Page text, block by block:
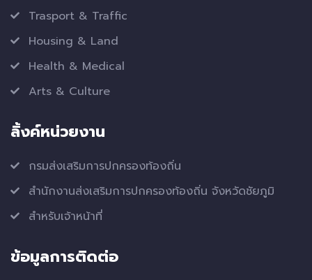
Trasport & Traffic
Housing & Land
Health & Medical
Arts & Culture
ลิ้งค์หน่วยงาน
กรมส่งเสริมการปกครองท้องถิ่น
สำนักงานส่งเสริมการปกครองท้องถิ่น จังหวัดชัยภูมิ
สำหรับเจ้าหน้าที่
ข้อมูลการติดต่อ